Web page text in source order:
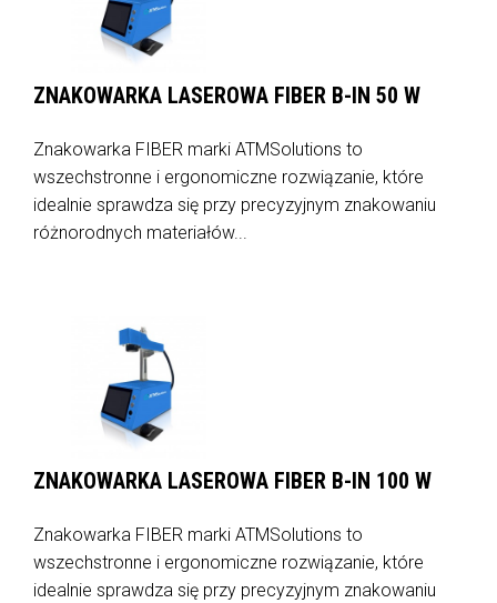
ZNAKOWARKA LASEROWA FIBER B-IN 50 W
Znakowarka FIBER marki ATMSolutions to
wszechstronne i ergonomiczne rozwiązanie, które
idealnie sprawdza się przy precyzyjnym znakowaniu
różnorodnych materiałów...
ZNAKOWARKA LASEROWA FIBER B-IN 100 W
Znakowarka FIBER marki ATMSolutions to
wszechstronne i ergonomiczne rozwiązanie, które
idealnie sprawdza się przy precyzyjnym znakowaniu